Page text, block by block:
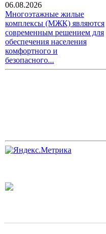
06.08.2026
Многоэтажные жилые
комплексы (МЖК) являются
современным решением для
обеспечения населения
комфортного и
безопасного...